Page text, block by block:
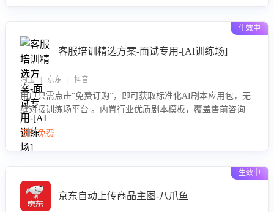
生效中
客服培训精选方案-面试专用-[AI训练场]
淘宝 | 京东 | 抖音
用户只需点击“免费订购”，即可获取标准化AI剧本应用包，无
缝对接训练场平台 。内置行业优质剧本模板，覆盖售前咨询、
售后处理等全场景，消除复杂部署流程，节省90%的初始化时
间，助力企业快速启动智能客服训练
限时免费
生效中
京东自动上传商品主图-八爪鱼